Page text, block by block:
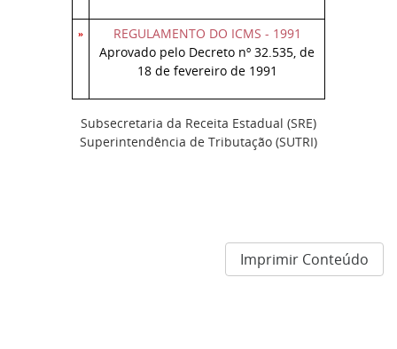
REGULAMENTO DO ICMS - 1991
Aprovado pelo Decreto nº 32.535, de
18 de fevereiro de 1991
Subsecretaria da Receita Estadual (SRE)
Superintendência de Tributação (SUTRI)
Imprimir Conteúdo